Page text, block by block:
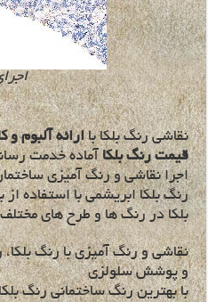
نقاشی رنگ بلکا باارائه آلبوم و
قیمت رنگ بلکاآماده خدمت
اجرا نقاشی و رنگ آمیزی
رنگ بلکا ابریشمی با استفاده
بلکا در رنگ ها و طرح های مختلف
نقاشی و رنگ آمیزی با رنگ بلکا،
و پوشش سلولزی
با بهترین رنگ ساختمانی رنگ